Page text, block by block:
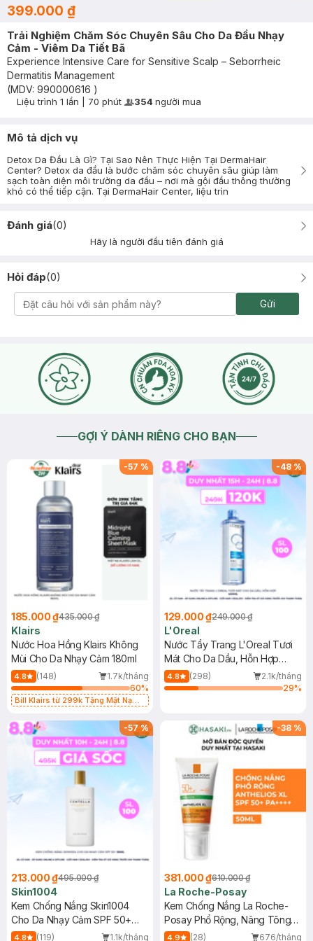
399.000 ₫
Trải Nghiệm Chăm Sóc Chuyên Sâu Cho Da Đầu Nhạy
Cảm - Viêm Da Tiết Bã
Experience Intensive Care for Sensitive Scalp – Seborrheic
Dermatitis Management
(MDV: 990000616 )
Timer Gray Icon
Liệu trình 1 lần 70 phút User Product Icon
354 người mua
Mô tả dịch vụ
Detox Da Đầu Là Gì? Tại Sao Nên Thực Hiện Tại DermaHair
Center? Detox da đầu là bước chăm sóc chuyên sâu giúp làm
sạch toàn diện môi trường da đầu – nơi mà gội đầu thông thường
khó có thể tiếp cận. Tại DermaHair Center, liệu trìn
Đánh giá(0)
Hãy là người đầu tiên đánh giá
Hỏi đáp(0)
Gửi
GỢI Ý DÀNH RIÊNG CHO BẠN
-57 %
185.000 ₫435.000 ₫
Klairs
Nước Hoa Hồng Klairs Không
Mùi Cho Da Nhạy Cảm 180ml
4.8 (148)
1.7k/tháng
60%
Bill Klairs từ 299k Tặng Mặt Nạ
25ml (SL Có Hạn)
-48%
129.000 ₫249.000 ₫
L'Oreal
Nước Tẩy Trang L'Oreal Tươi
Mát Cho Da Dầu, Hỗn Hợp
400ml
4.8 (298)
2.1k/tháng
29%
-57%
213.000 ₫495.000 ₫
Skin1004
Kem Chống Nắng Skin1004
Cho Da Nhạy Cảm SPF 50+
50ml
4.8 (119)
1.1k/tháng
-38 %
381.000 ₫610.000 ₫
La Roche-Posay
Kem Chống Nắng La Roche-
Posay Phổ Rộng, Nâng Tông
Kiềm Dầu 50ml
4.9 (28)
676/tháng